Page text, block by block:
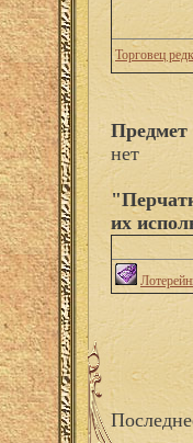
Торговец
нет
их